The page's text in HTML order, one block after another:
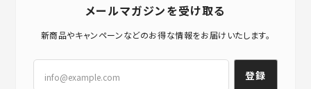
メールマガジンを受け取る
新商品やキャンペーンなどのお得な情報をお届けいたします。
登録